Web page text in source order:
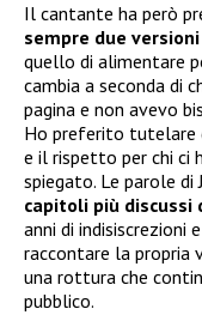
Il cantante ha però
sempre due versioni
quello di alimentare
cambia a seconda di
pagina e non avevo
Ho preferito tutelare
e il rispetto per chi ci
spiegato. Le parole
capitoli più
anni di indisiscrezioni
raccontare la propria
una rottura che
pubblico.